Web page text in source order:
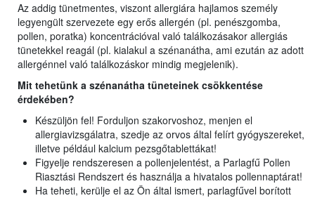
Az addig tünetmentes, viszont allergiára hajlamos személy
legyengült szervezete egy erős allergén (pl. penészgomba,
pollen, poratka) koncentrációval való találkozásakor allergiás
tünetekkel reagál (pl. kialakul a szénanátha, ami ezután az adott
allergénnel való találkozáskor mindig megjelenik).
Mit tehetünk a szénanátha tüneteinek csökkentése
érdekében?
Készüljön fel! Forduljon szakorvoshoz, menjen el
allergiavizsgálatra, szedje az orvos által felírt gyógyszereket,
illetve például kalcium pezsgőtablettákat!
Figyelje rendszeresen a pollenjelentést, a Parlagfű Pollen
Riasztási Rendszert és használja a hivatalos pollennaptárat!
Ha teheti, kerülje el az Ön által ismert, parlagfűvel borított